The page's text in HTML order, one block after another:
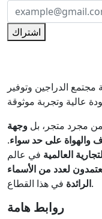
اشتراك
الدراجين وتوفير
من مجرد متجر، بل وجهة
والهواة على حد سواء.
العالمية في عالم
لعدد من الأسماء
الرائدةفي هذا القطاع.
روابط هامة